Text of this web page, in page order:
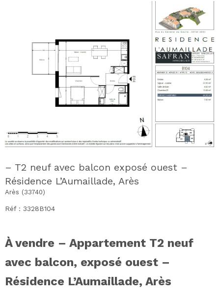
– T2 neuf avec balcon exposé ouest –
Résidence L’Aumaillade, Arès
Arès (33740)
Réf : 3328B104
À vendre – Appartement T2 neuf
avec balcon, exposé ouest –
Résidence L’Aumaillade, Arès